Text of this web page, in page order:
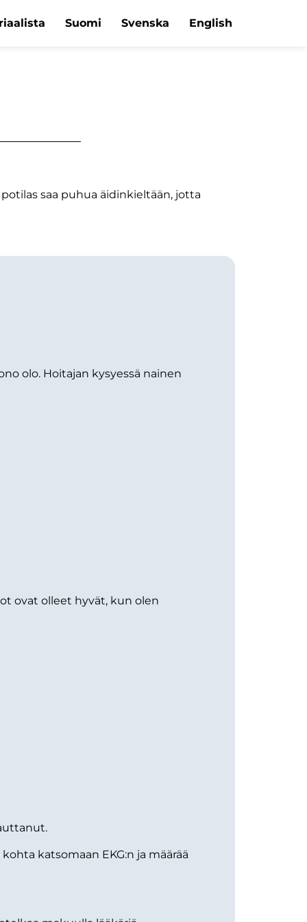
Suomi Svenska English
saa puhua äidinkieltään, jotta
olo. Hoitajan kysyessä nainen
ovat olleet hyvät, kun olen
katsomaan EKG:n ja määrää